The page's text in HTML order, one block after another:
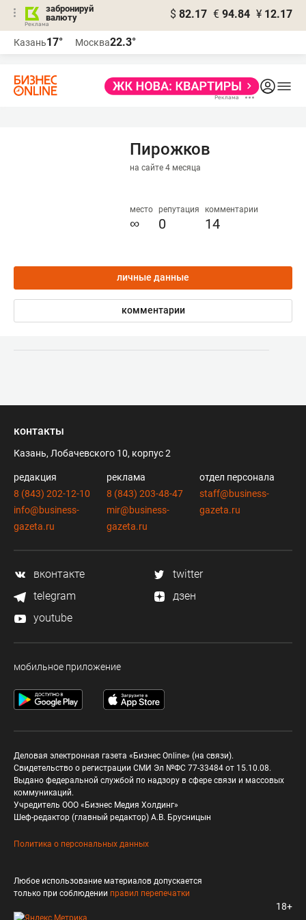
забронируй
валюту
$ 82.17 € 94.84 ¥ 12.17
Казань17° Москва22.3°
Пирожков
на сайте 4 месяца
место
∞
репутация
0
комментарии
14
личные данные
комментарии
контакты
Казань, Лобачевского 10, корпус 2
редакция
8 (843) 202-12-10
info@business-
gazeta.ru
реклама
8 (843) 203-48-47
mir@business-
gazeta.ru
отдел персонала
staff@business-
gazeta.ru
вконтакте
twitter
telegram
дзен
youtube
мобильное приложение
Деловая электронная газета «Бизнес Online» (на связи).
Свидетельство о регистрации СМИ Эл №ФС 77-33484 от 15.10.08.
Выдано федеральной службой по надзору в сфере связи и массовых
коммуникаций.
Учредитель ООО «Бизнес Медия Холдинг»
Шеф-редактор (главный редактор) А.В. Брусницын
Политика о персональных данных
Любое использование материалов допускается
только при соблюдении правил перепечатки
18+